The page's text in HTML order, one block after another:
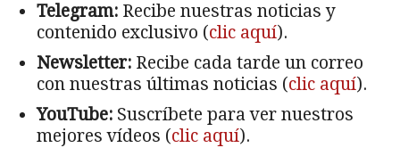
Telegram: Recibe nuestras noticias y
contenido exclusivo (clic aquí).
Newsletter: Recibe cada tarde un correo
con nuestras últimas noticias (clic aquí).
YouTube: Suscríbete para ver nuestros
mejores vídeos (clic aquí).